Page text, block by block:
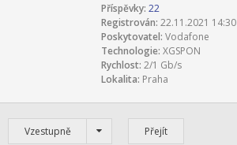
Příspěvky: 22
Registrován: 22.11.2021 14:30
Poskytovatel: Vodafone
Technologie: XGSPON
Rychlost: 2/1 Gb/s
Lokalita: Praha
Vzestupně